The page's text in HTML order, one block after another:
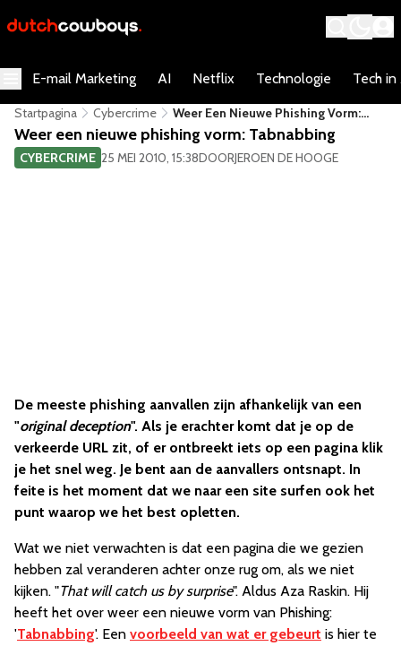
E-mail Marketing AI Netflix Technologie Tech in
Startpagina Cybercrime
Weer Een Nieuwe Phishing Vorm:
Tabnabbing
Weer een nieuwe phishing vorm: Tabnabbing
CYBERCRIME 25 MEI 2010, 15:38DOORJEROEN DE HOOGE
De meeste phishing aanvallen zijn afhankelijk van een
"original deception". Als je erachter komt dat je op de
verkeerde URL zit, of er ontbreekt iets op een pagina klik
je het snel weg. Je bent aan de aanvallers ontsnapt. In
feite is het moment dat we naar een site surfen ook het
punt waarop we het best opletten.
Wat we niet verwachten is dat een pagina die we gezien
hebben zal veranderen achter onze rug om, als we niet
kijken. "That will catch us by surprise". Aldus Aza Raskin. Hij
heeft het over weer een nieuwe vorm van Phishing:
'Tabnabbing'. Een voorbeeld van wat er gebeurt is hier te